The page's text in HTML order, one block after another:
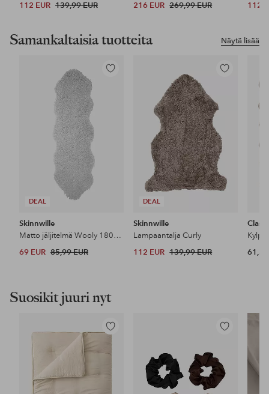
112 EUR 139,99 EUR
216 EUR 269,99 EUR
112
Näytä lisää
Samankaltaisia tuotteita
DEAL
Lisää
Skinnwille
Matto jäljitelmä Wooly 180cm
69 EUR 85,99 EUR
DEAL
Lisää
suosikkeihin
Skinnwille
Lampaantalja Curly
112 EUR 139,99 EUR
61,32
Suosikit juuri nyt
Lisää
Lisää